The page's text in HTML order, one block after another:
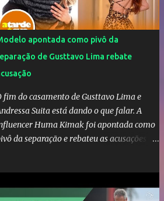
campeao. ;
apontada como pivô da
de Gusttavo Lima rebate
fim do casamento de Gusttavo Lima e
Suita está dando o que falar. A
Huma Kimak foi apontada como
da separação e rebateu as acusações
cabeça pudesse ter esse tipo de